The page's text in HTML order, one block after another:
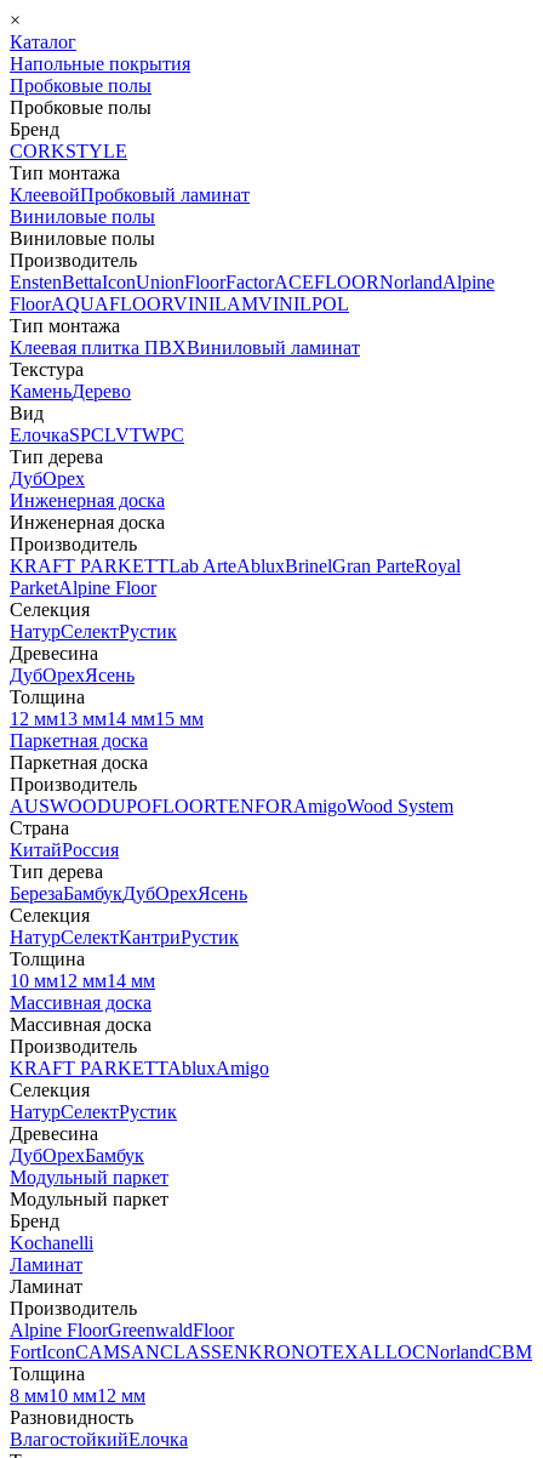
×
Каталог
Напольные покрытия
Пробковые полы
Пробковые полы
Бренд
CORKSTYLE
Тип монтажа
КлеевойПробковый ламинат
Виниловые полы
Виниловые полы
Производитель
EnstenBettaIconUnionFloorFactorACEFLOORNorlandAlpine
FloorAQUAFLOORVINILAMVINILPOL
Тип монтажа
Клеевая плитка ПВХВиниловый ламинат
Текстура
КаменьДерево
Вид
ЕлочкаSPCLVTWPC
Тип дерева
ДубОрех
Инженерная доска
Инженерная доска
Производитель
KRAFT PARKETTLab ArteAbluxBrinelGran ParteRoyal
ParketAlpine Floor
Селекция
НатурСелектРустик
Древесина
ДубОрехЯсень
Толщина
12 мм13 мм14 мм15 мм
Паркетная доска
Паркетная доска
Производитель
AUSWOODUPOFLOORTENFORAmigoWood System
Страна
КитайРоссия
Тип дерева
БерезаБамбукДубОрехЯсень
Селекция
НатурСелектКантриРустик
Толщина
10 мм12 мм14 мм
Массивная доска
Массивная доска
Производитель
KRAFT PARKETTAbluxAmigo
Селекция
НатурСелектРустик
Древесина
ДубОрехБамбук
Модульный паркет
Модульный паркет
Бренд
Kochanelli
Ламинат
Ламинат
Производитель
Alpine FloorGreenwaldFloor
FortIconCAMSANCLASSENKRONOTEXALLOCNorlandCBM
Толщина
8 мм10 мм12 мм
Разновидность
ВлагостойкийЕлочка